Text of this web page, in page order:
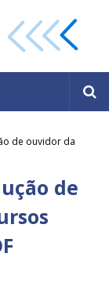
de ouvidor da
de